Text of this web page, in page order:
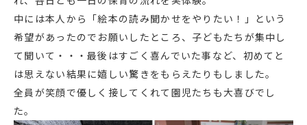
中には本人から「絵本の読み聞かせをやりたい！」という
希望があったのでお願いしたところ、子どもたちが集中し
て聞いて・・・最後はすごく喜んでいた事など、初めてと
は思えない結果に嬉しい驚きをもらえたりもしました。
全員が笑顔で優しく接してくれて園児たちも大喜びでし
た。